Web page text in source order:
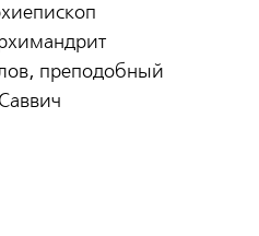
преподобный